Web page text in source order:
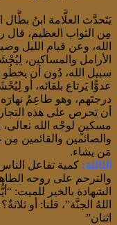
يَتَحدَّث العلَّامة ابنُ بطَّال
مِن الثواب العظيم،
الله، وعن قيام الليل
الأرامل والمساكين،
سبيل الله، دُون أن
عدوًّا يَرتاع بلقائه، أو
درجتَهم، وهو طاعِمٌ
أن يَحرص على هذه
مسكينٍ لوجْه الله
والصائمين والقائمين
مَن يشاء.
الثالثة: كمية تفاعل الناس
والترحم على روحه
الشهادة بالخير للميت:
اللهُ الجنَّة”، قلنا: أو
اثنان”